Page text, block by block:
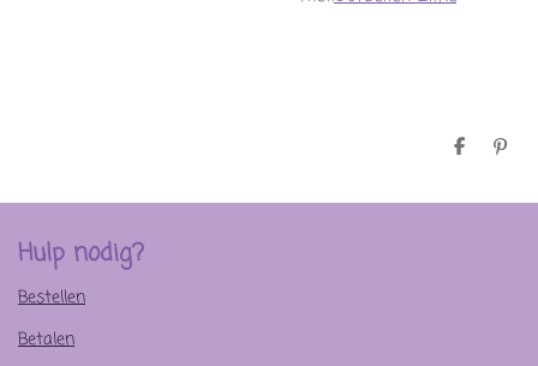
D
e
P
n
Hulp nodig?
Bestellen
Betalen